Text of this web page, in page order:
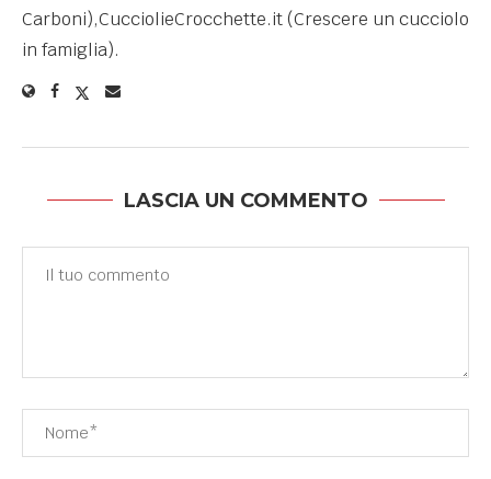
Carboni),CucciolieCrocchette.it (Crescere un cucciolo
in famiglia).
LASCIA UN COMMENTO